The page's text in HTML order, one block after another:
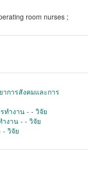
room nurses ;
การสังคมและการ
ทำงาน - - วิจัย
งาน - - วิจัย
- วิจัย